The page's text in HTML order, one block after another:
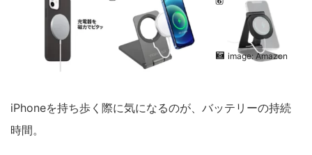
image: Amazon
iPhoneを持ち歩く際に気になるのが、バッテリーの持続
時間。